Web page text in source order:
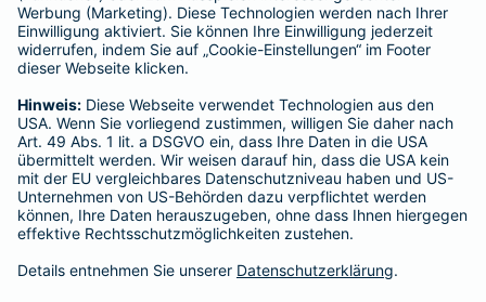
Haftpflichtversicherung
Hausratversicherung
Adresse ändern
Schaden melden
Kilometerstandsmeldung
Serviceübersicht